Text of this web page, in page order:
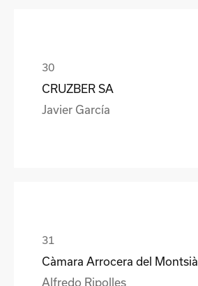
CRUZBER SA
Javier García
Càmara Arrocera del Montsià
Alfredo Ripolles